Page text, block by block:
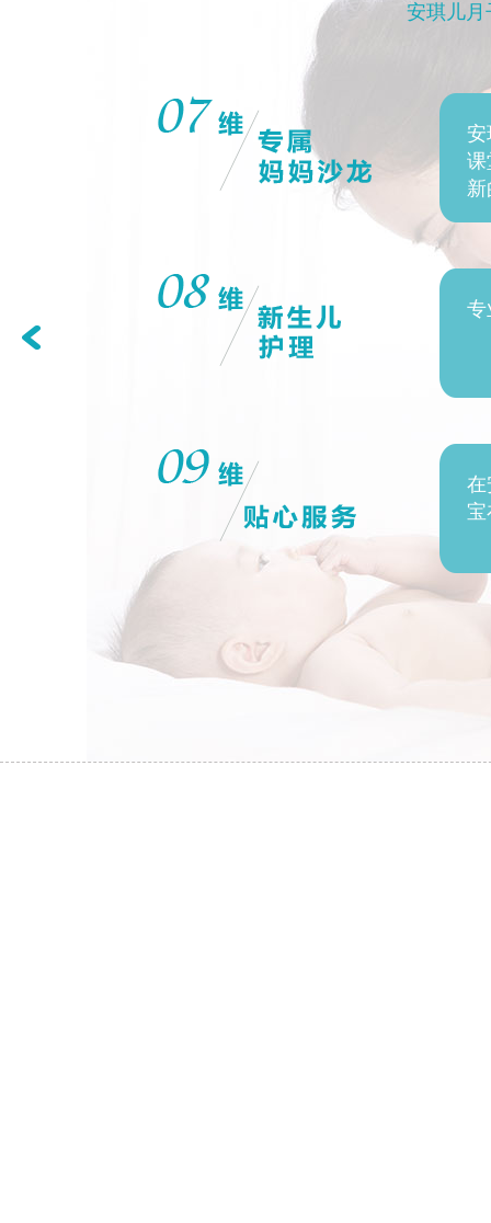
安琪儿月
，让
安
课
专
在